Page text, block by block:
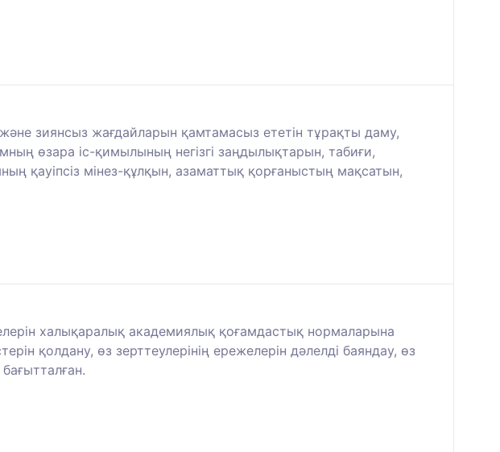
зиянсыз жағдайларын қамтамасыз ететін тұрақты даму,
өзара іс-қимылының негізгі заңдылықтарын, табиғи,
қауіпсіз мінез-құлқын, азаматтық қорғаныстың мақсатын,
халықаралық академиялық қоғамдастық нормаларына
қолдану, өз зерттеулерінің ережелерін дәлелді баяндау, өз